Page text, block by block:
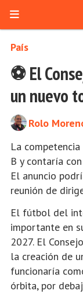
⚽ El
un nuevo
La
B y contaría
El anuncio
reunión de
País
Rolo
El fútbol del
importante en
2027. El
la creación de
funcionaría
órbita, por